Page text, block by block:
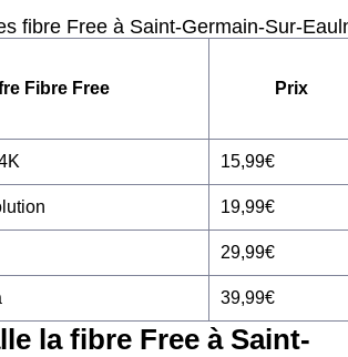
fibre Free à Saint-Germain-Sur-
Fibre Free Prix
15,99€
19,99€
29,99€
39,99€
la fibre Free à Saint-